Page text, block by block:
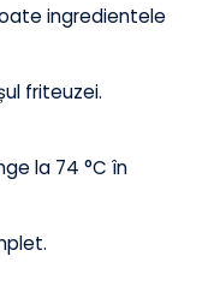
toate ingredientele
friteuzei.